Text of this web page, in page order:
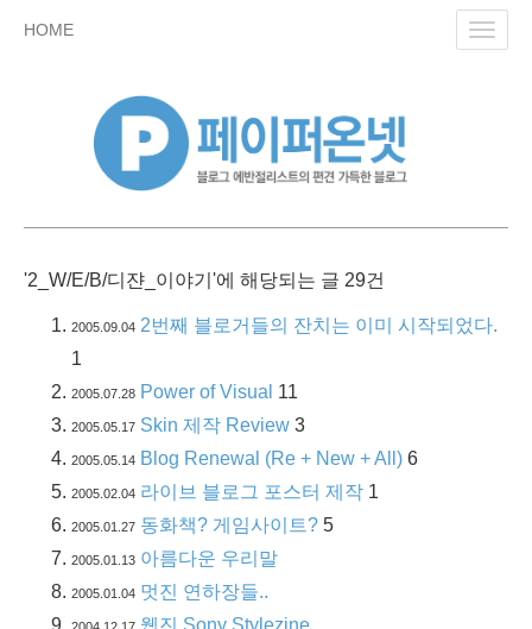
HOME
'2_W/E/B/디쟌_이야기'에 해당되는 글 29건
2005.09.04 2번째 블로거들의 잔치는 이미 시작되었다.
1
2005.07.28 Power of Visual 11
2005.05.17 Skin 제작 Review 3
2005.05.14 Blog Renewal (Re + New + All) 6
2005.02.04 라이브 블로그 포스터 제작 1
2005.01.27 동화책? 게임사이트? 5
2005.01.13 아름다운 우리말
2005.01.04 멋진 연하장들..